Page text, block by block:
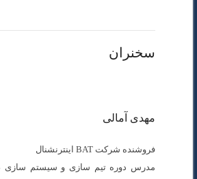
سخنران
مهدی آمالی
فروشنده شرکت BAT اینترنشنال
مدرس دوره تیم سازی و سیستم سازی